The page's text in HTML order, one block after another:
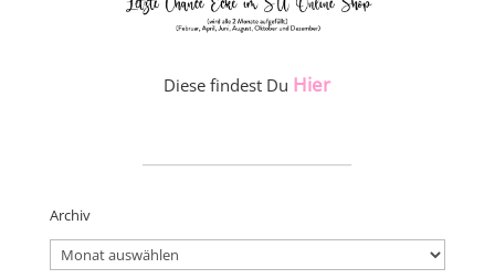
Diese findest Du Hier
Archiv
Archiv